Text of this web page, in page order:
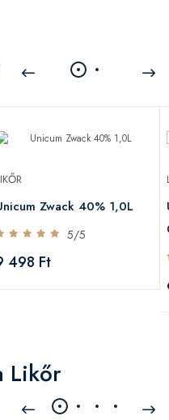
Zwack 40% 1,0L
5/5
498 Ft
Likőr